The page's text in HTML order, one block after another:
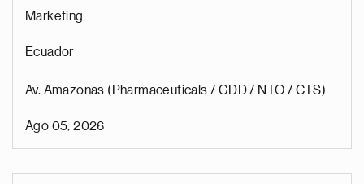
Marketing
Ecuador
Av. Amazonas (Pharmaceuticals / GDD / NTO / CTS)
Ago 05, 2026